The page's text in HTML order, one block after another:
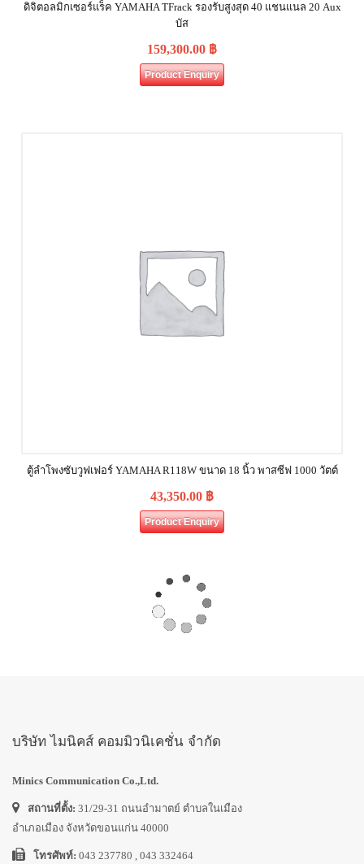
ดิจิตอลมิกเซอร์แร็ค YAMAHA TFrack รองรับสูงสุด 40 แชนแนล 20 Aux
บัส
159,300.00 ฿
Product Enquiry
ตู้ลำโพงซับวูฟเฟอร์ YAMAHA R118W ขนาด 18 นิ้ว พาสซีฟ 1000 วัตต์
43,350.00 ฿
Product Enquiry
บริษัท ไมนิคส์ คอมมิวนิเคชั่น จำกัด
Minics Communication Co.,Ltd.
สถานที่ตั้ง: 31/29-31 ถนนอำมาตย์ ตำบลในเมือง
อำเภอเมือง จังหวัดขอนแก่น 40000
โทรศัพท์: 043 237780 , 043 332464